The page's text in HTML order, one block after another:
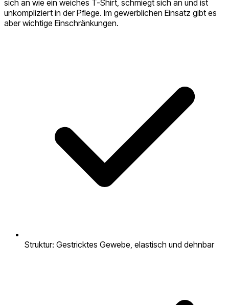
sich an wie ein weiches T-Shirt, schmiegt sich an und ist
unkompliziert in der Pflege. Im gewerblichen Einsatz gibt es
aber wichtige Einschränkungen.
Struktur: Gestricktes Gewebe, elastisch und dehnbar